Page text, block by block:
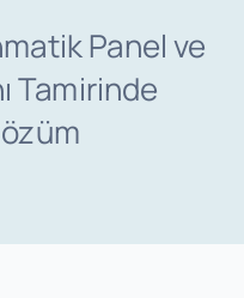
Panel ve
Tamirinde